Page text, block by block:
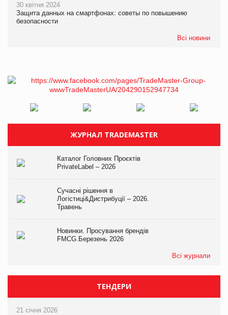
30 квітня 2024
Защита данных на смартфонах: советы по повышению
безопасности
Всі новини
ЖУРНАЛ TRADEMASTER
Каталог Головних Проєктів
PrivateLabel – 2026
Сучасні рішення в
Логістиці&Дистрибуції – 2026.
Травень
Новинки. Просування брендів
FMCG.Березень 2026
Всі журнали
ТЕНДЕРИ
21 січня 2026